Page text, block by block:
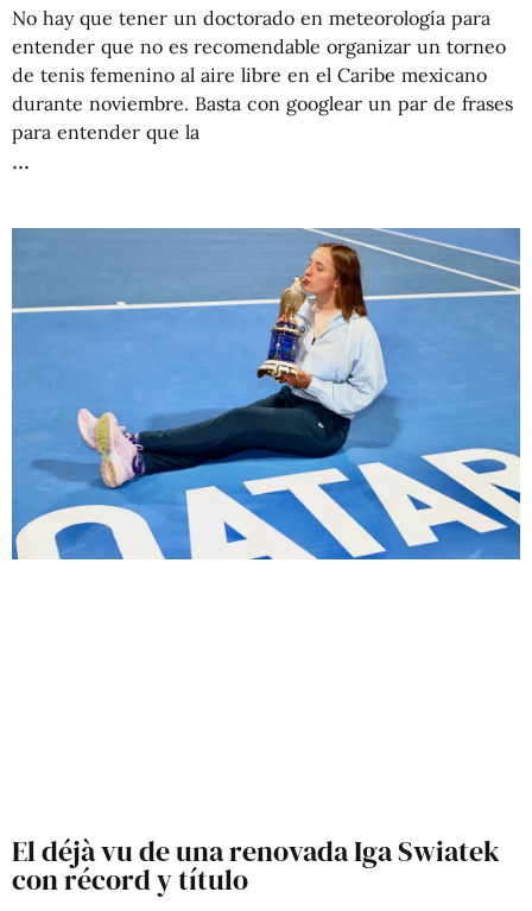
No hay que tener un doctorado en meteorología para
entender que no es recomendable organizar un torneo
de tenis femenino al aire libre en el Caribe mexicano
durante noviembre. Basta con googlear un par de frases
para entender que la
El déjà vu de una renovada Iga Swiatek
con récord y título